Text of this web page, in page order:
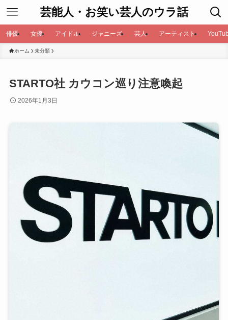
芸能人・お笑い芸人のウラ話
俳優 女優 アイドル ジャニーズ 芸人 アーティスト
ホーム 未分類
STARTO社 カウコン巡り注意喚起
2026年1月3日